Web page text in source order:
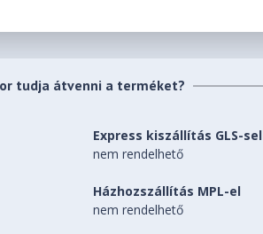
tudja átvenni a terméket?
Express kiszállítás GLS-sel
nem rendelhető
Házhozszállítás MPL-el
nem rendelhető